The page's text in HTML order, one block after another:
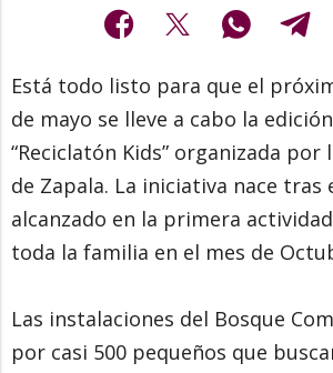
Está todo listo para que el
de mayo se lleve a cabo la
“Reciclatón Kids” organizada
de Zapala. La iniciativa nace tras
alcanzado en la primera
toda la familia en el mes de
Las instalaciones del Bosque
por casi 500 pequeños que